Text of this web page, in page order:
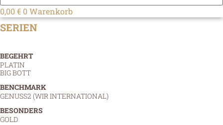
0,00€ 0Warenkorb
SERIEN
BEGEHRT
PLATIN
BIG BOTT
BENCHMARK
GENUSS2 (WIR INTERNATIONAL)
BESONDERS
GOLD